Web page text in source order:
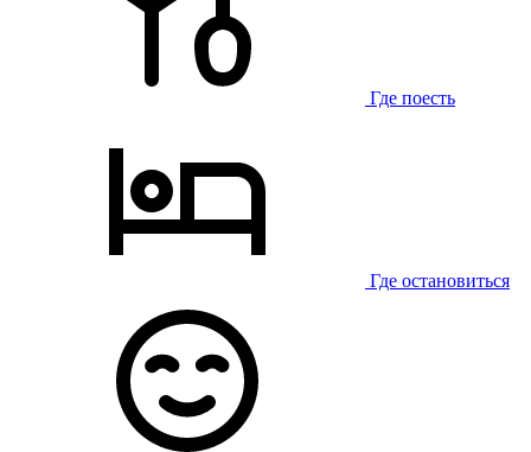
Где поесть
Где остановиться